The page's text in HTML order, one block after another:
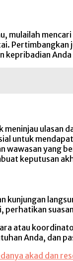
mulailah
meninjau ulasan
untuk
wawasan yang
keputusan
kunjungan
perhatikan
atau
Anda, dan
akad dan